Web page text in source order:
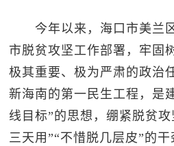
今年以来，海口市美兰区
市脱贫攻坚工作部署，牢固
极其重要、极为严肃的政治
新海南的第一民生工程，是
线目标”的思想，绷紧脱贫
三天用”“不惜脱几层皮”的